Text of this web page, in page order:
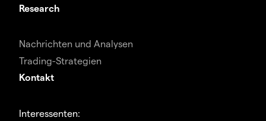
Research
Nachrichten und Analysen
Trading-Strategien
Kontakt
Interessenten: